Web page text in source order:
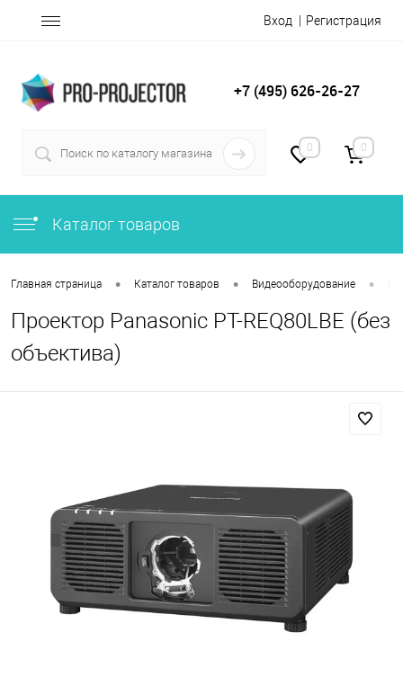
Вход Регистрация
+7 (495) 626-26-27
0 0
Каталог товаров
Главная страница • Каталог товаров • Видеооборудование •
Проектор Panasonic PT-REQ80LBE (без
объектива)